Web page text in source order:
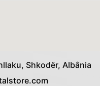
Shkodër, Albânia